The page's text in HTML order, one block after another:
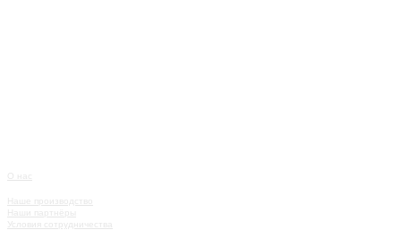
Наше производство
Наши партнёры
Условия сотрудничества